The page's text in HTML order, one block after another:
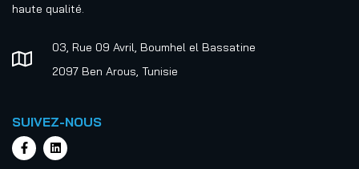
haute qualité.
03, Rue 09 Avril, Boumhel el Bassatine
2097 Ben Arous, Tunisie
SUIVEZ-NOUS